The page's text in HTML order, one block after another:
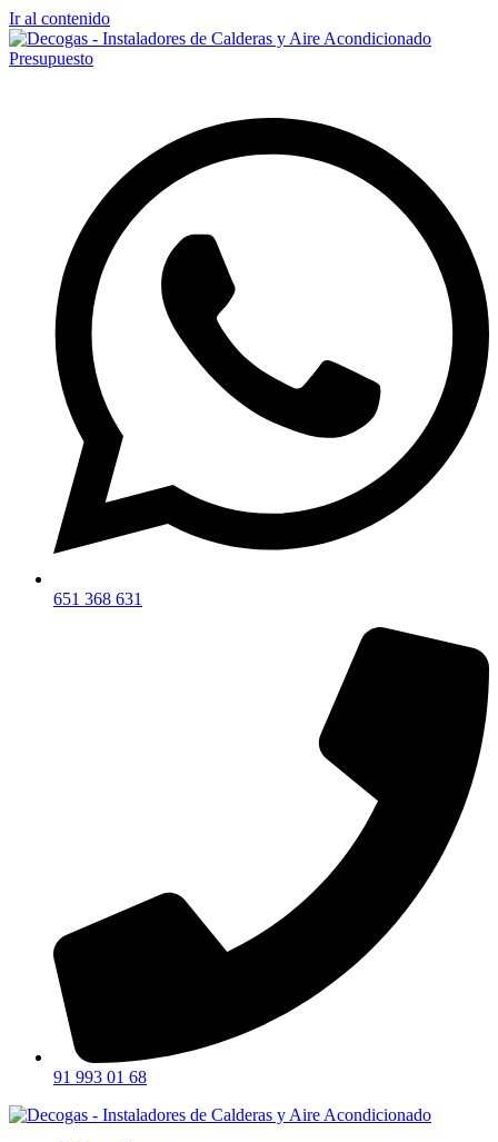
Ir al contenido
Presupuesto
651 368 631
91 993 01 68